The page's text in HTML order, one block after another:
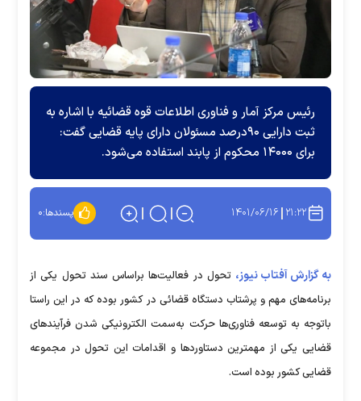
‌رئیس مرکز آمار و فناوری اطلاعات قوه قضائیه با اشاره به
ثبت دارایی ۹۰درصد مسئولان دارای پایه قضایی گفت:
برای ۱۴۰۰۰ محکوم از پابند استفاده می‌شود.
۲۱:۲۲ ۱۴۰۱/۰۶/۱۶ پسندها:۰
به گزارش آفتاب نیوز، تحول در فعالیت‌ها براساس سند تحول یکی از
برنامه‌های مهم و پرشتاب دستگاه قضائی در کشور بوده که در این راستا
باتوجه به توسعه فناوری‌ها حرکت به‌سمت الکترونیکی شدن فرآیند‌های
قضایی یکی از مهمترین دستاورد‌ها و اقدامات این تحول در مجموعه
قضایی کشور بوده است.